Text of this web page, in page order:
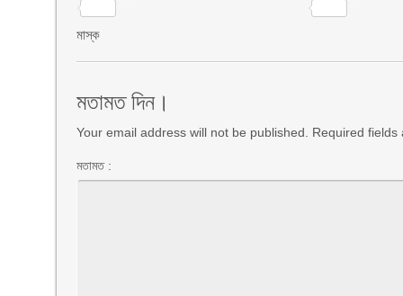
মাস্ক
মতামত দিন।
Your email address will not be published. Required fields
মতামত :